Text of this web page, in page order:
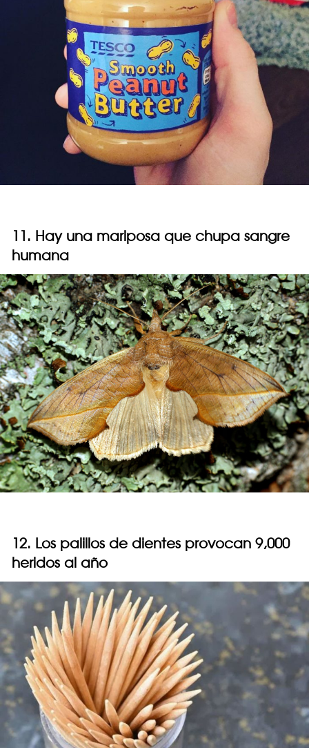
11. Hay una mariposa que chupa sangre
humana
12. Los palillos de dientes provocan 9,000
heridos al año